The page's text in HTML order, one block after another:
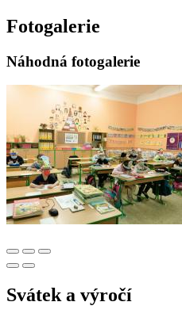
Fotogalerie
Náhodná fotogalerie
Svátek a výročí